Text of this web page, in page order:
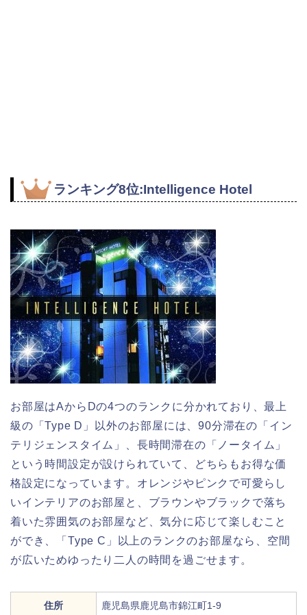
ランキング8位:Intelligence Hotel
お部屋はAからDの4つのランクに分かれており、最上
級の「Type D」以外のお部屋には、90分滞在の「イン
テリジェンスタイム」、長時間滞在の「ノータイム」
という時間設定が設けられていて、どちらもお得な価
格設定になっています。オレンジやピンクで可愛らし
いインテリアのお部屋と、ブラウンやブラックで落ち
着いた雰囲気のお部屋など、気分に応じて楽しむこと
ができ、「Type C」以上のランクのお部屋なら、空間
が広いためゆったり二人の時間を過ごせます。
住所 鹿児島県鹿児島市錦江町1-9